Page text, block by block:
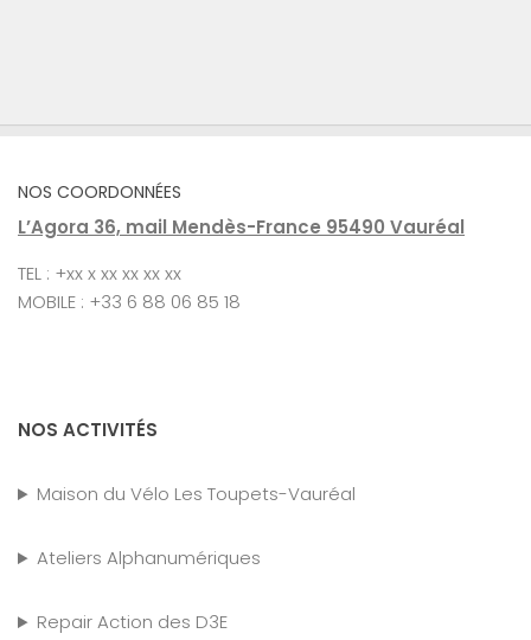
NOS COORDONNÉES
L’Agora 36, mail Mendès-France 95490 Vauréal
TEL : +xx x xx xx xx xx
MOBILE : +33 6 88 06 85 18
NOS ACTIVITÉS
Maison du Vélo Les Toupets-Vauréal
Ateliers Alphanumériques
Repair Action des D3E